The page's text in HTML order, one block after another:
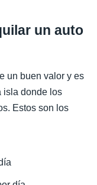
un auto
un buen valor y es
isla donde los
Estos son los